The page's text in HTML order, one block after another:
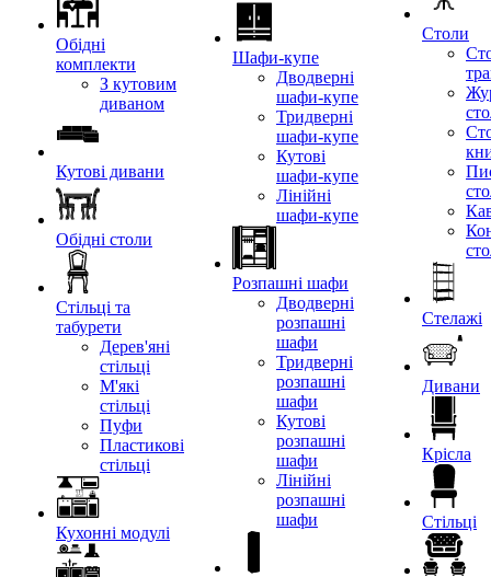
Обідні
комплекти
З кутовим
диваном
Кутові дивани
Обідні столи
Стільці та
табурети
Дерев'яні
стільці
М'які
стільці
Пуфи
Пластикові
стільці
Кухонні модулі
Шафи-купе
Дводверні
шафи-купе
Тридверні
шафи-купе
Кутові
шафи-купе
Лінійні
шафи-купе
Розпашні шафи
Дводверні
розпашні
шафи
Тридверні
розпашні
шафи
Кутові
розпашні
шафи
Лінійні
розпашні
шафи
Столи
Стелажі
Дивани
Крісла
Стільці